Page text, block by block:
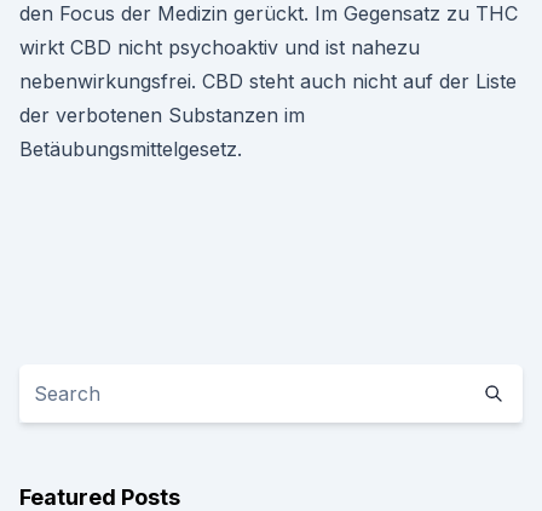
den Focus der Medizin gerückt. Im Gegensatz zu THC
wirkt CBD nicht psychoaktiv und ist nahezu
nebenwirkungsfrei. CBD steht auch nicht auf der Liste
der verbotenen Substanzen im
Betäubungsmittelgesetz.
Featured Posts